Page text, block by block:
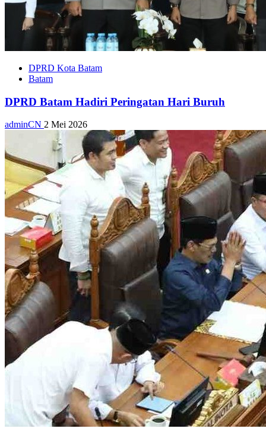
DPRD Kota Batam
Batam
DPRD Batam Hadiri Peringatan Hari Buruh
adminCN 2 Mei 2026